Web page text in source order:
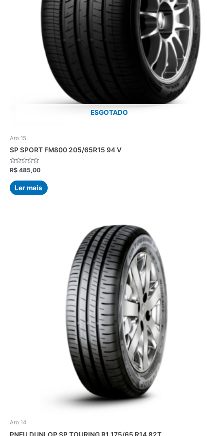
ESGOTADO
Aro 15
SP SPORT FM800 205/65R15 94 V
Avaliação
0
de
5
R$ 485,00
Ler mais
Aro 14